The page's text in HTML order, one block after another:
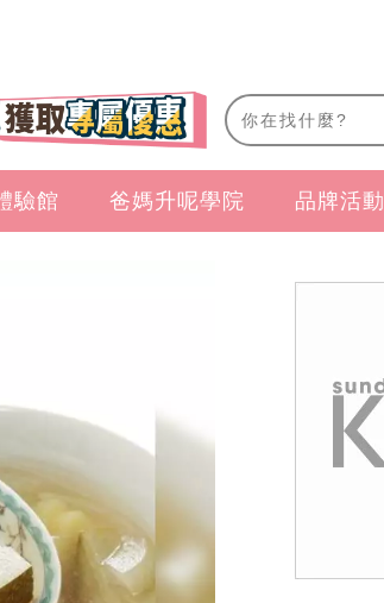
驗館 爸媽升呢學院 品牌活動